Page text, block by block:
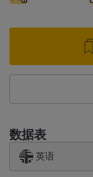
数据表
英语